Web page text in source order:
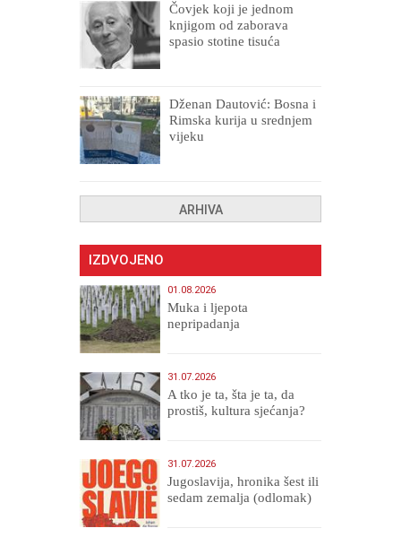
Čovjek koji je jednom
knjigom od zaborava
spasio stotine tisuća
Dženan Dautović: Bosna i
Rimska kurija u srednjem
vijeku
ARHIVA
IZDVOJENO
01.08.2026
Muka i ljepota
nepripadanja
31.07.2026
A tko je ta, šta je ta, da
prostiš, kultura sjećanja?
31.07.2026
Jugoslavija, hronika šest ili
sedam zemalja (odlomak)